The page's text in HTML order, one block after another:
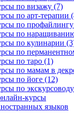
по визажу (7)
по арт-терапии
по
по
по кулинарии
по
по таро (1)
по мамам в
по йоге (12)
по
языков